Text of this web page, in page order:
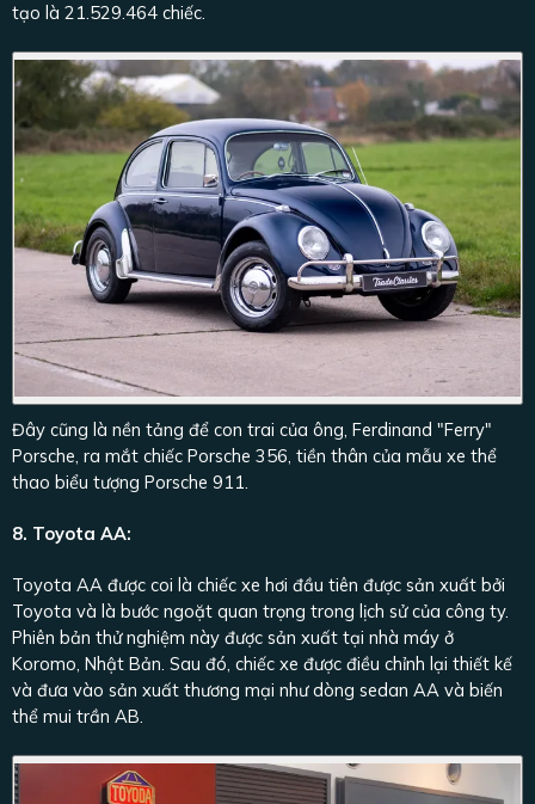
tạo là 21.529.464 chiếc.
Đây cũng là nền tảng để con trai của ông, Ferdinand "Ferry"
Porsche, ra mắt chiếc Porsche 356, tiền thân của mẫu xe thể
thao biểu tượng Porsche 911.
8. Toyota AA:
Toyota AA được coi là chiếc xe hơi đầu tiên được sản xuất bởi
Toyota và là bước ngoặt quan trọng trong lịch sử của công ty.
Phiên bản thử nghiệm này được sản xuất tại nhà máy ở
Koromo, Nhật Bản. Sau đó, chiếc xe được điều chỉnh lại thiết kế
và đưa vào sản xuất thương mại như dòng sedan AA và biến
thể mui trần AB.